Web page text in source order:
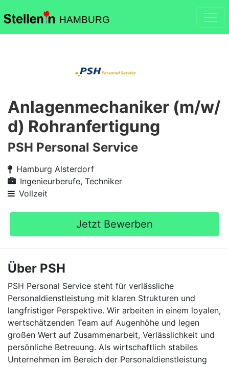
HAMBURG
Anlagenmechaniker (m/w/
d) Rohranfertigung
PSH Personal Service
Hamburg Alsterdorf
Ingenieurberufe, Techniker
Vollzeit
Jetzt Bewerben
Über PSH
PSH Personal Service steht für verlässliche
Personaldienstleistung mit klaren Strukturen und
langfristiger Perspektive. Wir arbeiten in einem loyalen,
wertschätzenden Team auf Augenhöhe und legen
großen Wert auf Zusammenarbeit, Verlässlichkeit und
persönliche Betreuung. Als wirtschaftlich stabiles
Unternehmen im Bereich der Personaldienstleistung